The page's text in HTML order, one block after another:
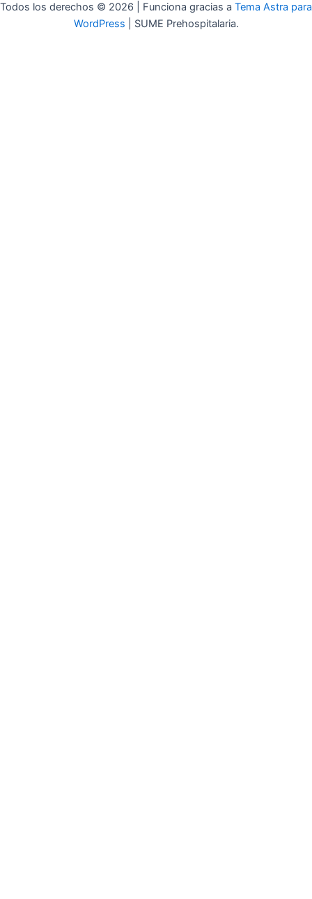
Todos los derechos © 2026 | Funciona gracias a Tema Astra para
WordPress | SUME Prehospitalaria.